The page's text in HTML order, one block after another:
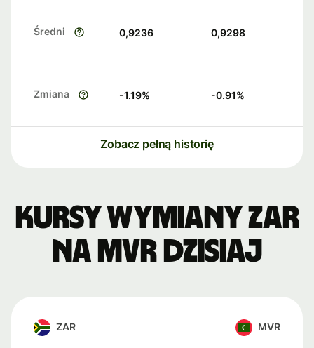
Średni 0,9236 0,9298
Zmiana -1.19% -0.91%
Zobacz pełną historię
Kursy wymiany ZAR
na MVR dzisiaj
ZAR MVR